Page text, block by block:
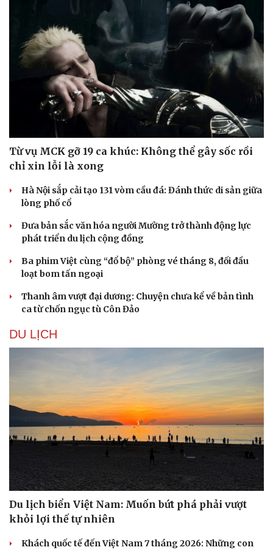
Sức khỏe
Dinh dưỡng - món ngon
Sản phụ khoa
Nhi khoa
Làm đẹp - giảm cân
Phòng mạch online
Ăn sạch sống khỏe
Đời sống
Tình yêu - Gia đình
Từ vụ MCK gỡ 19 ca khúc: Không thể gây sốc rồi
chỉ xin lỗi là xong
Hà Nội sắp cải tạo 131 vòm cầu đá: Đánh thức di sản giữa
lòng phố cổ
Đưa bản sắc văn hóa người Mường trở thành động lực
phát triển du lịch cộng đồng
Ba phim Việt cùng “đổ bộ” phòng vé tháng 8, đối đầu
loạt bom tấn ngoại
Thanh âm vượt đại dương: Chuyện chưa kể về bản tình
ca từ chốn ngục tù Côn Đảo
DU LỊCH
Du lịch biển Việt Nam: Muốn bứt phá phải vượt
khỏi lợi thế tự nhiên
Khách quốc tế đến Việt Nam 7 tháng 2026: Những con